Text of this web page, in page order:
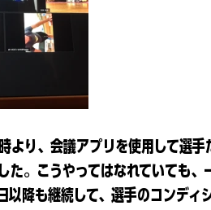
より、会議アプリを使用して選
た。こうやってはなれていても
以降も継続して、選手のコンディ